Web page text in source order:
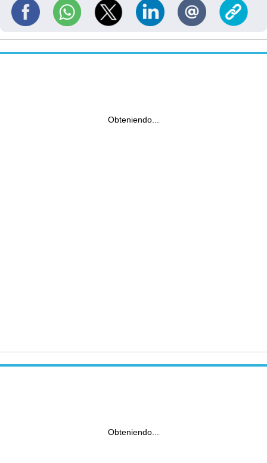
Obteniendo...
Obteniendo...